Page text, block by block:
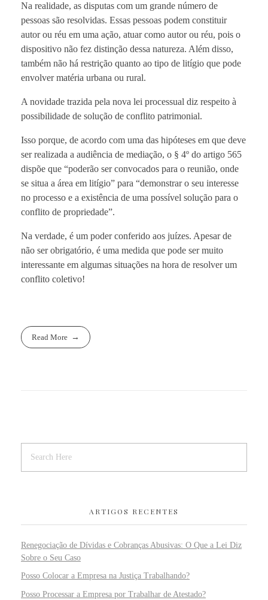
Na realidade, as disputas com um grande número de
pessoas são resolvidas. Essas pessoas podem constituir
autor ou réu em uma ação, atuar como autor ou réu, pois o
dispositivo não fez distinção dessa natureza. Além disso,
também não há restrição quanto ao tipo de litígio que pode
envolver matéria urbana ou rural.
A novidade trazida pela nova lei processual diz respeito à
possibilidade de solução de conflito patrimonial.
Isso porque, de acordo com uma das hipóteses em que deve
ser realizada a audiência de mediação, o § 4º do artigo 565
dispõe que “poderão ser convocados para o reunião, onde
se situa a área em litígio” para “demonstrar o seu interesse
no processo e a existência de uma possível solução para o
conflito de propriedade”.
Na verdade, é um poder conferido aos juízes. Apesar de
não ser obrigatório, é uma medida que pode ser muito
interessante em algumas situações na hora de resolver um
conflito coletivo!
Read More
ARTIGOS RECENTES
Renegociação de Dívidas e Cobranças Abusivas: O Que a Lei Diz
Sobre o Seu Caso
Posso Colocar a Empresa na Justiça Trabalhando?
Posso Processar a Empresa por Trabalhar de Atestado?